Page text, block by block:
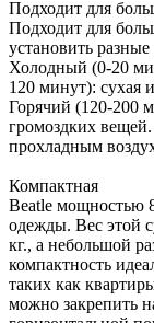
Подходит для
Подходит для
установить
Холодный (0-20
120 минут): сухая
Горячий (120-200
громоздких
прохладным
Компактная
Beatle мощностью
одежды. Вес этой
кг., а небольшой
компактность
таких как
можно закрепить